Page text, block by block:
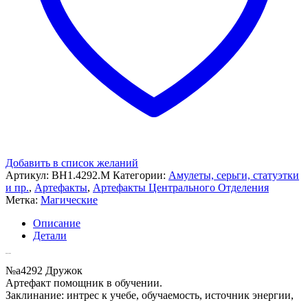
Добавить в список желаний
Артикул: ВН1.4292.M Категории: Амулеты, серьги, статуэтки
и пр., Артефакты, Артефакты Центрального Отделения
Метка: Магические
Описание
Детали
№a4292 Дружок
Артефакт помощник в обучении.
Заклинание: интрес к учебе, обучаемость, источник энергии,